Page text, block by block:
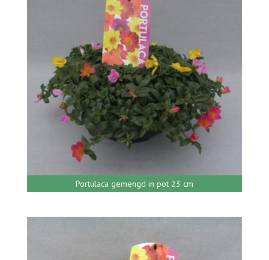
Portulaca gemengd in pot 23 cm